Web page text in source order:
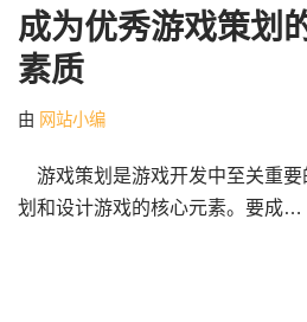
成为优秀游戏策划
素质
由 网站小编
游戏策划是游戏开发中至关重要
划和设计游戏的核心元素。要成…